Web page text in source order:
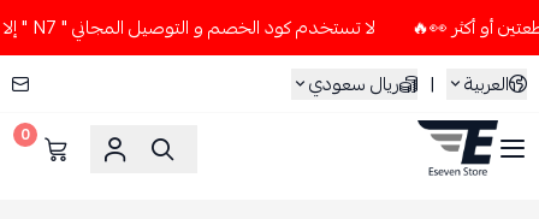
لا تستخدم كود الخصم و التوصيل المجاني " N7 " إلا إذا طلبت قطعتين أو أكثر 👀🔥
العربية
| ريال سعودي
ESEVEN STORE
0